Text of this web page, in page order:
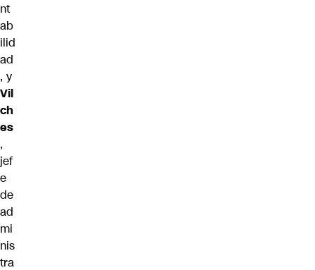
nt
ab
ilid
ad
, y
Vil
ch
es
,
jef
e
de
ad
mi
nis
tra